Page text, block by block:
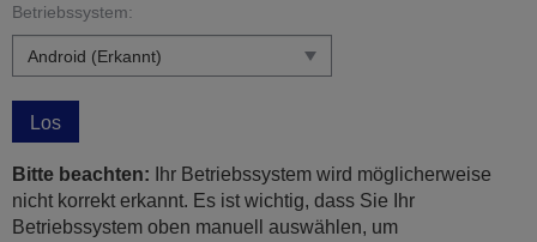
Betriebssystem:
Los
Bitte beachten: Ihr Betriebssystem wird möglicherweise
nicht korrekt erkannt. Es ist wichtig, dass Sie Ihr
Betriebssystem oben manuell auswählen, um